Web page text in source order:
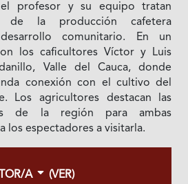
profesor y su equipo tratan
de la producción cafetera
comunitario. En un
los caficultores Víctor y Luis
Valle del Cauca, donde
conexión con el cultivo del
Los agricultores destacan las
de la región para ambas
los espectadores a visitarla.
A (VER)